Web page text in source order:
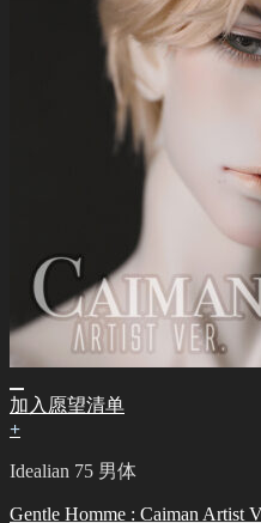
加入愿望清单
+
Idealian 75 男体
Gentle Homme : Caiman Artist